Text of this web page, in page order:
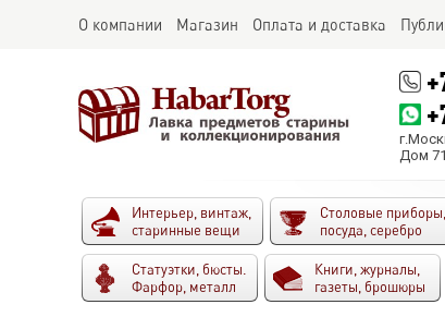
О компании Магазин Оплата и доставка
Дом
Интерьер, винтаж,
старинные вещи
Столовые приборы,
посуда, серебро
Статуэтки, бюсты.
Фарфор, металл
Книги, журналы,
газеты, брошюры